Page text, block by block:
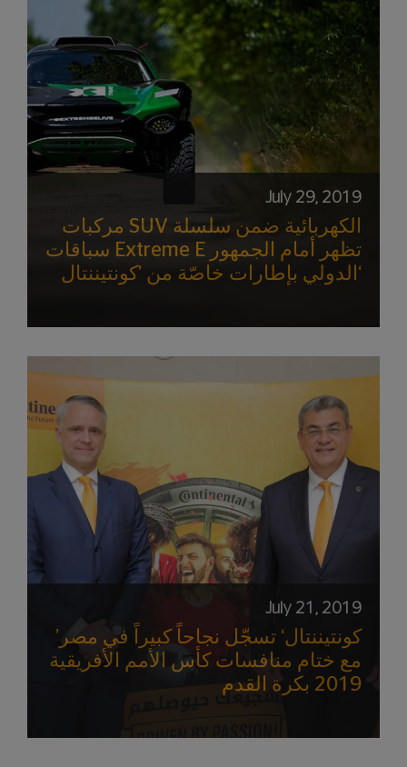
July 29, 2019
مركبات SUV الكهربائية ضمن سلسلة
سباقات Extreme E تظهر أمام الجمهور
الدولي بإطارات خاصّة من ’كونتيننتال‘
July 21, 2019
’كونتيننتال‘ تسجّل نجاحاً كبيراً في مصر
مع ختام منافسات كأس الأمم الأفريقية
2019 بكرة القدم